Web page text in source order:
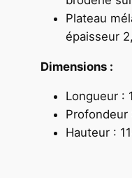
Plateau
épaisseur
Dimensions :
Longueur :
Profondeur
Hauteur :